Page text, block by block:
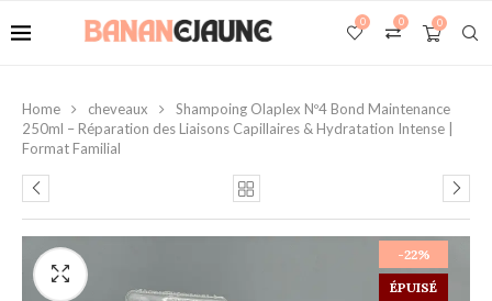
0
0
0
Home cheveaux
Shampoing Olaplex Nº4 Bond Maintenance
250ml – Réparation des Liaisons Capillaires & Hydratation Intense |
Format Familial
-22%
ÉPUISÉ